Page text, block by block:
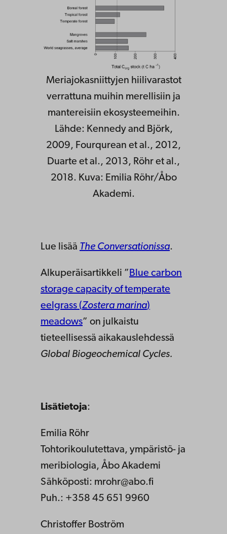
Meriajokasniittyjen hiilivarastot
verrattuna muihin merellisiin ja
mantereisiin ekosysteemeihin.
Lähde: Kennedy and Björk,
2009, Fourqurean et al., 2012,
Duarte et al., 2013, Röhr et al.,
2018. Kuva: Emilia Röhr/Åbo
Akademi.
Lue lisää The Conversationissa.
Alkuperäisartikkeli ”Blue carbon
storage capacity of temperate
eelgrass (Zostera marina)
meadows” on julkaistu
tieteellisessä aikakauslehdessä
Global Biogeochemical Cycles.
Lisätietoja:
Emilia Röhr
Tohtorikoulutettava, ympäristö- ja
meribiologia, Åbo Akademi
Sähköposti: mrohr@abo.fi
Puh.: +358 45 651 9960
Christoffer Boström